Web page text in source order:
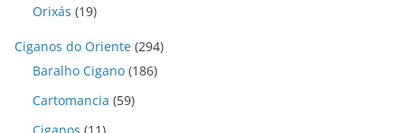
Orixás (19)
Ciganos do Oriente (294)
Baralho Cigano (186)
Cartomancia (59)